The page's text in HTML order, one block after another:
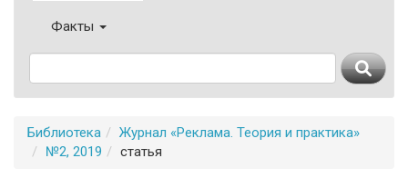
Факты
Библиотека
Журнал «Реклама. Теория и практика»
№2, 2019
статья